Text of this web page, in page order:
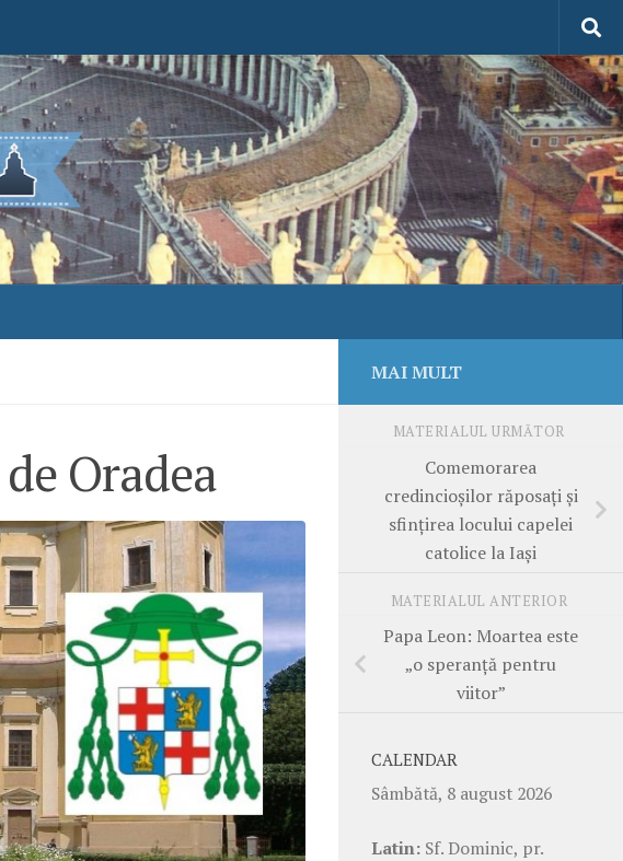
Oradea
MAI MULT
MATERIALUL URMĂTOR
Comemorarea
credincioșilor răposați și
sfințirea locului capelei
catolice la Iași
MATERIALUL ANTERIOR
Papa Leon: Moartea este
„o speranță pentru
viitor”
CALENDAR
Sâmbătă, 8 august 2026
Latin: Sf. Dominic, pr.